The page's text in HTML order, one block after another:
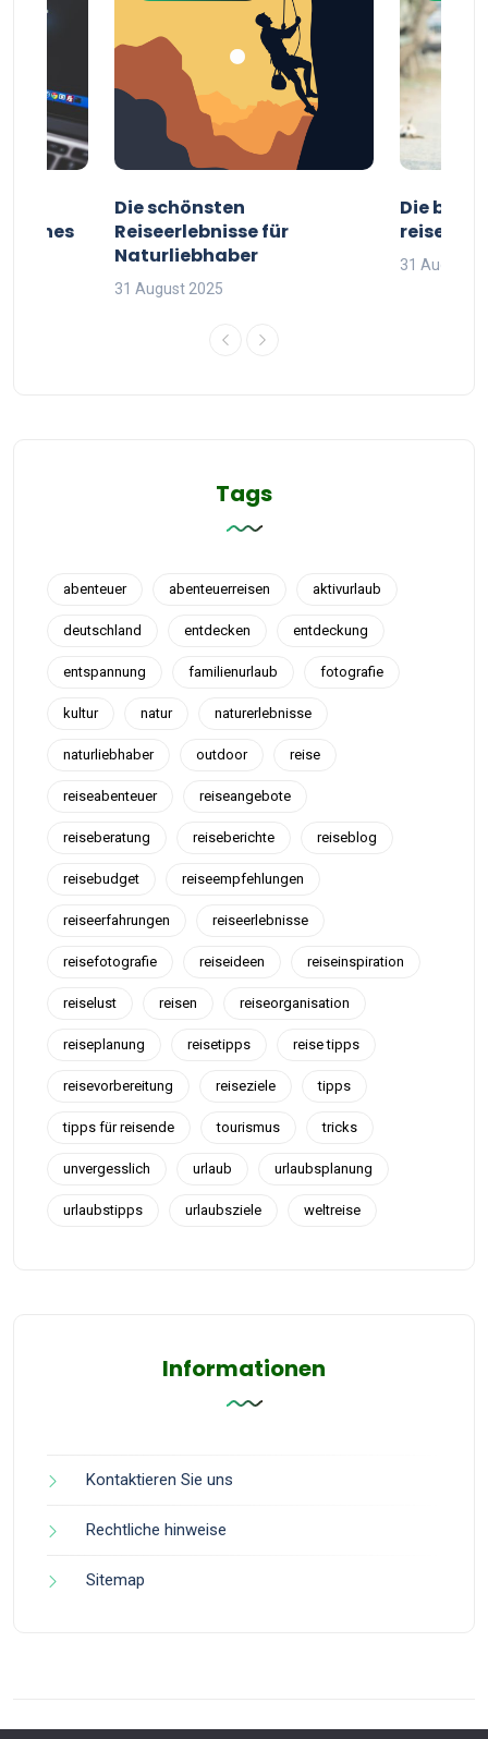
deines
Die schönsten
Reiseerlebnisse für
Naturliebhaber
31 August 2025
Die
reisende
31 August
Tags
abenteuer abenteuerreisen aktivurlaub
deutschland entdecken entdeckung
entspannung familienurlaub fotografie
kultur natur naturerlebnisse
naturliebhaber outdoor reise
reiseabenteuer reiseangebote
reiseberatung reiseberichte reiseblog
reisebudget reiseempfehlungen
reiseerfahrungen reiseerlebnisse
reisefotografie reiseideen reiseinspiration
reiselust reisen reiseorganisation
reiseplanung reisetipps reise tipps
reisevorbereitung reiseziele tipps
tipps für reisende tourismus tricks
unvergesslich urlaub urlaubsplanung
urlaubstipps urlaubsziele weltreise
Informationen
Kontaktieren Sie uns
Rechtliche hinweise
Sitemap